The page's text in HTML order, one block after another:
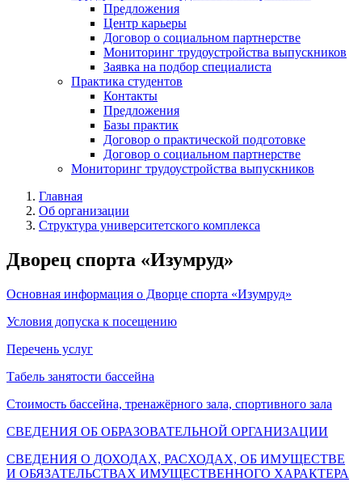
Предложения
Центр карьеры
Договор о социальном партнерстве
Мониторинг трудоустройства выпускников
Заявка на подбор специалиста
Практика студентов
Контакты
Предложения
Базы практик
Договор о практической подготовке
Договор о социальном партнерстве
Мониторинг трудоустройства выпускников
Главная
Об организации
Структура университетского комплекса
Дворец спорта «Изумруд»
Основная информация о Дворце спорта «Изумруд»
Условия допуска к посещению
Перечень услуг
Табель занятости бассейна
Стоимость бассейна, тренажёрного зала, спортивного зала
СВЕДЕНИЯ ОБ ОБРАЗОВАТЕЛЬНОЙ ОРГАНИЗАЦИИ
СВЕДЕНИЯ О ДОХОДАХ, РАСХОДАХ, ОБ ИМУЩЕСТВЕ
И ОБЯЗАТЕЛЬСТВАХ ИМУЩЕСТВЕННОГО ХАРАКТЕРА